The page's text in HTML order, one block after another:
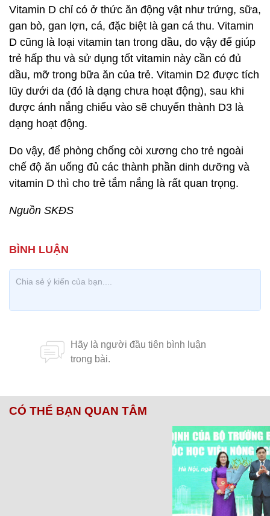
Vitamin D chỉ có ở thức ăn động vật như trứng, sữa,
gan bò, gan lợn, cá, đặc biệt là gan cá thu. Vitamin
D cũng là loại vitamin tan trong dầu, do vậy để giúp
trẻ hấp thu và sử dụng tốt vitamin này cần có đủ
dầu, mỡ trong bữa ăn của trẻ. Vitamin D2 được tích
lũy dưới da (đó là dạng chưa hoạt động), sau khi
được ánh nắng chiếu vào sẽ chuyển thành D3 là
dạng hoạt động.
Do vậy, để phòng chống còi xương cho trẻ ngoài
chế độ ăn uống đủ các thành phần dinh dưỡng và
vitamin D thì cho trẻ tắm nắng là rất quan trọng.
Nguồn SKĐS
CÓ THỂ BẠN QUAN TÂM